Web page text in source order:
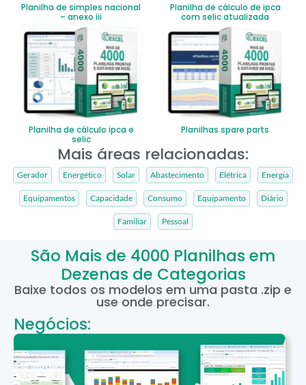
Planilha de simples nacional
– anexo iii
Planilha de cálculo de ipca
com selic atualizada
Planilha de cálculo ipca e
selic
Planilhas spare parts
Mais áreas relacionadas:
Gerador Energético Solar Abastecimento Elétrica Energia
Equipamentos Capacidade Consumo Equipamento Diário
Familiar Pessoal
São Mais de 4000 Planilhas em
Dezenas de Categorias
Baixe todos os modelos em uma pasta .zip e
use onde precisar.
Negócios: